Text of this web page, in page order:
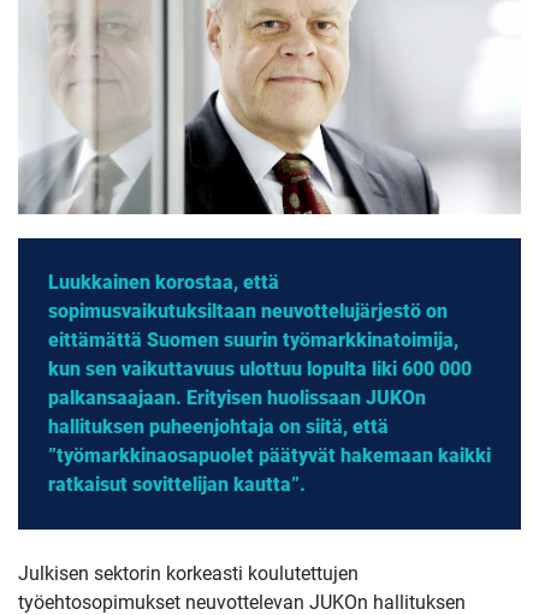
Luukkainen korostaa, että
sopimusvaikutuksiltaan neuvottelujärjestö on
eittämättä Suomen suurin työmarkkinatoimija,
kun sen vaikuttavuus ulottuu lopulta liki 600 000
palkansaajaan. Erityisen huolissaan JUKOn
hallituksen puheenjohtaja on siitä, että
”työmarkkinaosapuolet päätyvät hakemaan kaikki
ratkaisut sovittelijan kautta”.
Julkisen sektorin korkeasti koulutettujen
työehtosopimukset neuvottelevan JUKOn hallituksen